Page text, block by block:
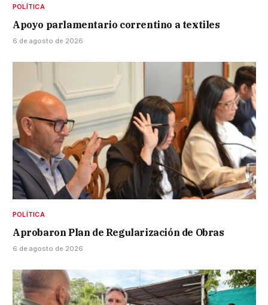
POLÍTICA
Apoyo parlamentario correntino a textiles
6 de agosto de 2026
POLÍTICA
Aprobaron Plan de Regularización de Obras
6 de agosto de 2026